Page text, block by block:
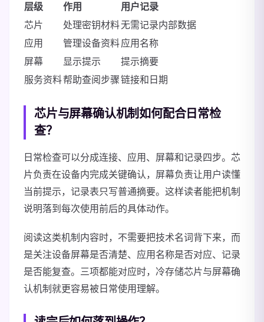
层级 作用
用户记录
芯片
处理密钥材料无需记录内部数据
应用
管理设备资料应用名称
屏幕
显示提示
提示摘要
服务资料帮助查阅步骤链接和日期
芯片与屏幕确认机制如何配合日常检
查？
日常检查可以分成连接、应用、屏幕和记录四步。芯
片负责在设备内完成关键确认，屏幕负责让用户读懂
当前提示，记录表只写普通摘要。这样读者能把机制
说明落到每次使用前后的具体动作。
阅读这类机制内容时，不需要把技术名词背下来，而
是关注设备屏幕是否清楚、应用名称是否对应、记录
是否能复查。三项都能对应时，冷存储芯片与屏幕确
认机制就更容易被日常使用理解。